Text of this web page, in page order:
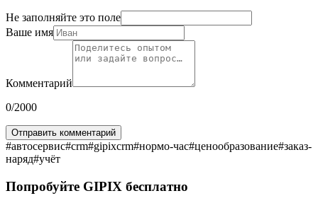
Не заполняйте это поле
Ваше имя
Комментарий
0/2000
Отправить комментарий
#автосервис#crm#gipixcrm#нормо-час#ценообразование#заказ-
наряд#учёт
Попробуйте GIPIX бесплатно